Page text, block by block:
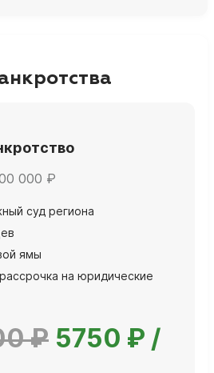
000 ₽
суд региона
ямы
на юридические
₽ 5750 ₽ /